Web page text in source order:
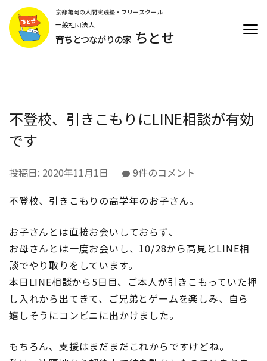
(Enter
京都亀岡の人間実践塾・フリースクール
一般社団法人
育ちとつながりの家 ちとせ
不登校、引きこもりにLINE相談が有効
です
投稿日: 2020年11月1日
不
校、
き
こ
に
LINE
相
が
有
9件のコメント
不登校、引きこもりの高学年のお子さん。
お子さんとは直接お会いしておらず、
お母さんとは一度お会いし、10/28から高見とLINE相
談でやり取りをしています。
本日LINE相談から5日目、ご本人が引きこもっていた押
し入れから出てきて、ご兄弟とゲームを楽しみ、自ら
嬉しそうにコンビニに出かけました。
もちろん、支援はまだまだこれからですけどね。